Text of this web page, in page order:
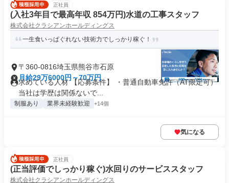
正社員
(入社3年目で最高年収 854万円)水道の工事スタッフ
株式会社クラシアンホールディングス
一生食いっぱぐれない技術力でしっかり稼ぐ！
〒360-0816埼玉県熊谷市石原
月給29万6000円～70万円
求めている人材 【応募条件】 ・普通自動車免許（AT限定可）
当社は学歴は関係ないで...
制服あり 業界未経験歓迎 +14個
気になる
正社員
(正当評価でしっかり稼ぐ)水回りのサービススタッフ
株式会社クラシアンホールディングス